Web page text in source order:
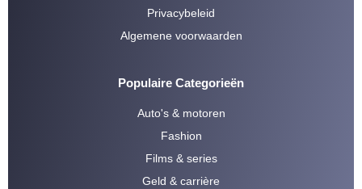
Privacybeleid
Algemene voorwaarden
Populaire Categorieën
Auto's & motoren
Fashion
Films & series
Geld & carrière